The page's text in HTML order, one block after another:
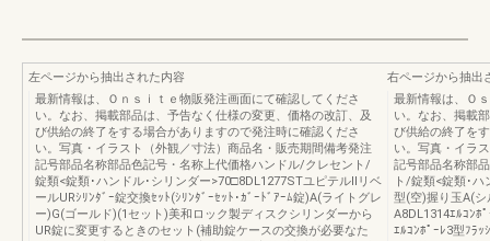
左ページから抽出された内容
最新情報は、Ｏｎｓｉｔｅ物販発注画面にて確認してくださ
い。なお、掲載部品は、予告なく仕様の変更、価格の改訂、及
び供給の終了をする場合がありますので発注時に確認くださ
い。写真・イラスト（外観／寸法）商品名・販売期間備考発注
記号部品名称部品色記号・名称上代価格ハンドル/クレセント/
錠類<錠類･ハンドル･シリンダー>70□8DL1277STユピテルⅡリベ
ールURｼﾘﾝﾀﾞｰ錠交換ｾｯﾄ(ｼﾘﾝﾀﾞｰｾｯﾄ･ｶﾞｰﾄﾞｱｰﾑ錠)A(ライトグレ
ー)G(ゴールド)(1セット)美和ロック製ディスクシリンダーから
UR錠に変更するときのセット(補助錠ケースの交換が必要なた
右ページから抽出
最新情報は、Ｏ
い。なお、掲載
び供給の終了を
い。写真・イラ
記号部品名称部
ト/錠類<錠類･
型(空)握り玉A(
A8DL1314ｴﾙｺﾝﾎ
ｴﾙｺﾝﾎﾟｰﾚ3型ﾌﾗｯ